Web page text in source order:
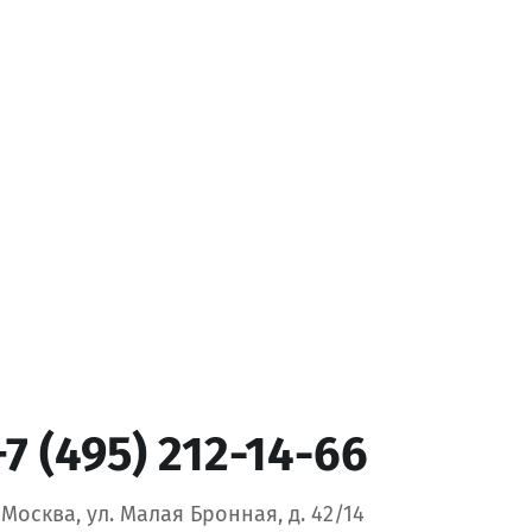
(495) 212-14-66
Москва, ул. Малая Бронная, д. 42/14